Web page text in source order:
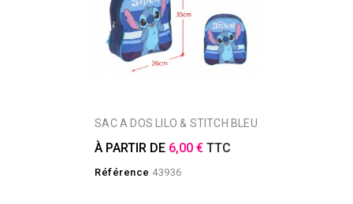
SAC A DOS LILO & STITCH BLEU
À PARTIR DE 6,00 € TTC
Référence 43936